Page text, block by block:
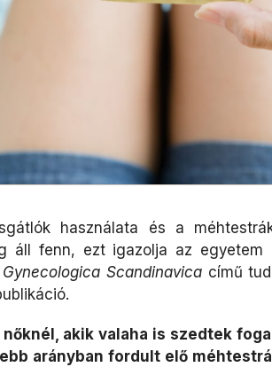
használata és a
áll fenn, ezt igazolja az egyetem
Scandinavicacímű
akik valaha is szedtek
arányban fordult elő